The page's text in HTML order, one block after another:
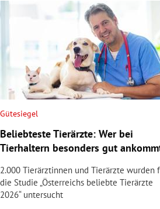
Gütesiegel
Beliebteste Tierärzte: Wer bei
Tierhaltern besonders gut
2.000 Tierärztinnen und Tierärzte wurden
die Studie „Österreichs beliebte Tierärzte
2026“ untersucht